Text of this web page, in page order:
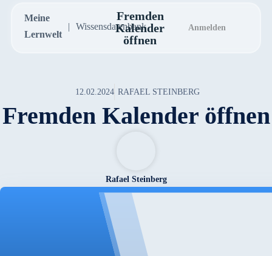
Meine
Lernwelt
Wissensdatenbank
Fremden
Kalender
öffnen
Anmelden
12.02.2024 RAFAEL STEINBERG
Fremden Kalender öffnen
Rafael Steinberg